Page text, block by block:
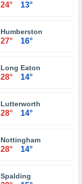
24° 13°
Humberston
27° 16°
Long Eaton
28° 14°
Lutterworth
28° 14°
Nottingham
28° 14°
Spalding